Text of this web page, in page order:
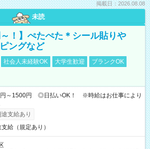
掲載日：2026.08.08
未読
～！】ぺたぺた＊シール貼りや
ングなど
社会人未経験OK 大学生歓迎
ブランクOK
～1500円 ◎日払いOK！ ※時給はお仕事により
支給あり
支給（規定あり）